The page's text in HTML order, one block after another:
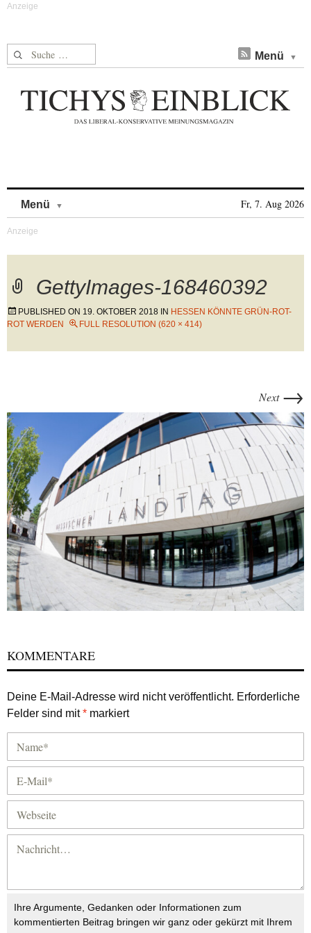
Suche nach: Menü
Menü Fr, 7. Aug 2026
GettyImages-168460392
PUBLISHED ON 19. OKTOBER 2018 IN HESSEN KÖNNTE GRÜN-ROT-
ROT WERDEN
FULL RESOLUTION (620 × 414)
Next →
KOMMENTARE
Deine E-Mail-Adresse wird nicht veröffentlicht. Erforderliche
Felder sind mit* markiert
Ihre Argumente, Gedanken oder Informationen zum
kommentierten Beitrag bringen wir ganz oder gekürzt mit Ihrem